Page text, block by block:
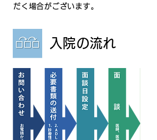
だく場合がございます。
入院の流れ